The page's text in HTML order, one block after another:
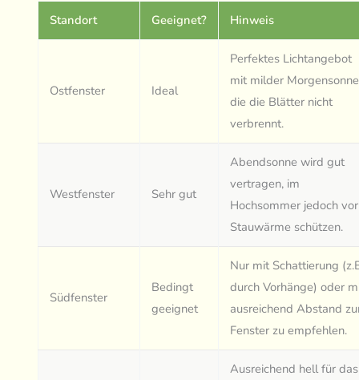
Standort Geeignet? Hinweis
Ostfenster Ideal
Perfektes Lichtangebot
mit milder
die die Blätter nicht
verbrennt.
Westfenster Sehr gut
Abendsonne wird gut
vertragen, im
Hochsommer jedoch vor
Stauwärme schützen.
Südfenster
Bedingt
geeignet
Nur mit Schattierung
durch Vorhänge) oder
ausreichend Abstand
Fenster zu empfehlen.
Ausreichend hell für das